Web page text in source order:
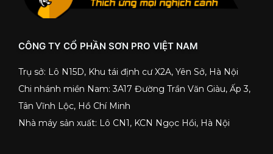
CÔNG TY CỔ PHẦN SƠN PRO VIỆT NAM
Trụ sở: Lô N15D, Khu tái định cư X2A, Yên Sở, Hà Nội
Chi nhánh miền Nam: 3A17 Đường Trần Văn Giàu, Ấp 3,
Tân Vĩnh Lộc, Hồ Chí Minh
Nhà máy sản xuất: Lô CN1, KCN Ngọc Hồi, Hà Nội